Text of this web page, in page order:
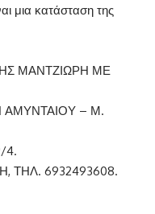
μια κατάσταση της
ΜΑΝΤΖΙΩΡΗ ΜΕ
ΑΜΥΝΤΑΙΟΥ – Μ.
4.
ΤΗΛ. 6932493608.